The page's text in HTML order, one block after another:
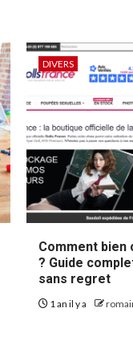
DIVERS
Comment bien
? Guide
sans regret
1 an il y a